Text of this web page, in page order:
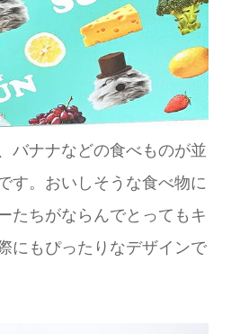
バナナなどの食べものが並
す。おいしそうな食べ物に
たちがならんでとってもキ
にもぴったりなデザインで